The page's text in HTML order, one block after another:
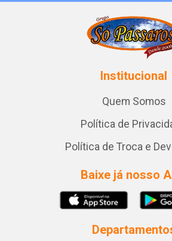
Institucional
Quem Somos
Política de
Política de Troca e
Baixe já nosso